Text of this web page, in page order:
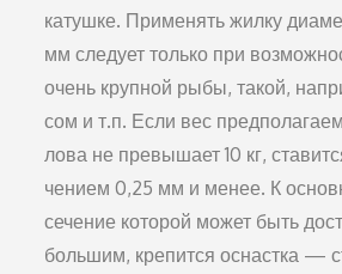
катуш­ке. Применять жилку
мм следует только при
очень крупной рыбы, та­кой,
сом и т.п. Если вес
лова не превышает 10 кг,
чением 0,25 мм и менее. К
сечение которой может быть
большим, крепится оснастка —